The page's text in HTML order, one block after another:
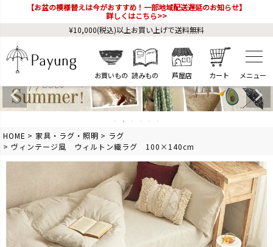
【お盆の模様替えは今がおすすめ！一部地域配送遅延のお知らせ】
詳しくはこちら>>
¥10,000(税込)以上お買い上げで送料無料
お買いもの 読みもの 芦屋店 カート
HOME 家具・ラグ・照明
ラグ
ヴィンテージ風 ウィルトン織ラグ 100×140cm